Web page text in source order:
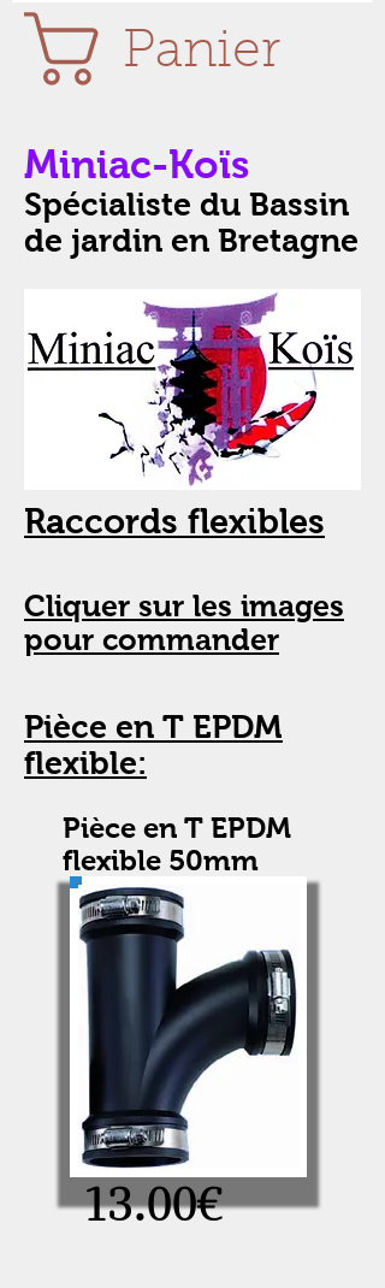
Panier
Miniac-Koïs
Spécialiste du Bassin
de jardin en Bretagne
Raccords flexibles
Cliquer sur les images
pour commander
Pièce en T EPDM
flexible:
Pièce en T EPDM
flexible 50mm
13.00€